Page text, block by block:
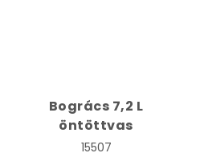
Bogrács 7,2 L
öntöttvas
15507